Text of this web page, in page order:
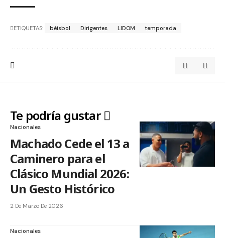
ETIQUETAS: béisbol Dirigentes LIDOM temporada
Te podría gustar
Nacionales
Machado Cede el 13 a
Caminero para el
Clásico Mundial 2026:
Un Gesto Histórico
2 De Marzo De 2026
Nacionales